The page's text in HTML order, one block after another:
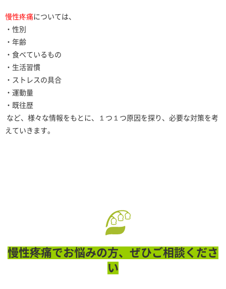
慢性疼痛については、
・性別
・年齢
・食べているもの
・生活習慣
・ストレスの具合
・運動量
・既往歴
など、様々な情報をもとに、１つ１つ原因を探り、必要な対策を考
えていきます。
慢性疼痛でお悩みの方、ぜひご相談くださ
い